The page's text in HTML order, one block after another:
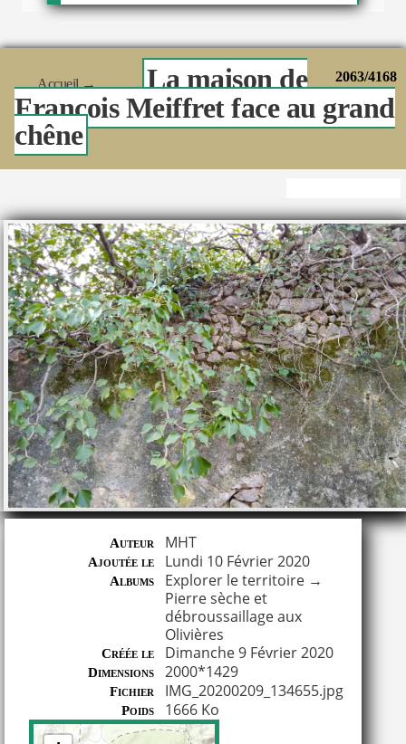
2063/4168
Accueil→
La maison de
François Meiffret face au grand
chêne
Auteur MHT
Ajoutée le Lundi 10 Février 2020
Albums Explorer le territoire→
Pierre sèche et
débroussaillage aux
Olivières
Créée le Dimanche 9 Février 2020
Dimensions 2000*1429
Fichier IMG_20200209_134655.jpg
Poids 1666 Ko